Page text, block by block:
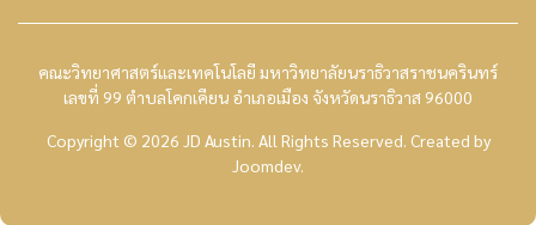
คณะวิทยาศาสตร์และเทคโนโลยี มหาวิทยาลัยนราธิวาสราชนครินทร์
เลขที่ 99 ตำบลโคกเคียน อำเภอเมือง จังหวัดนราธิวาส 96000
Copyright © 2026 JD Austin. All Rights Reserved. Created by
Joomdev.